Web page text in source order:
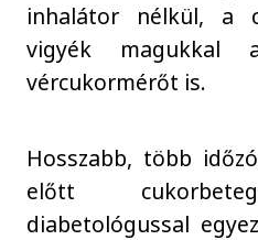
inhalátor nélkül, a
vigyék
vércukormérőt is.
Hosszabb, több
előtt
diabetológussal